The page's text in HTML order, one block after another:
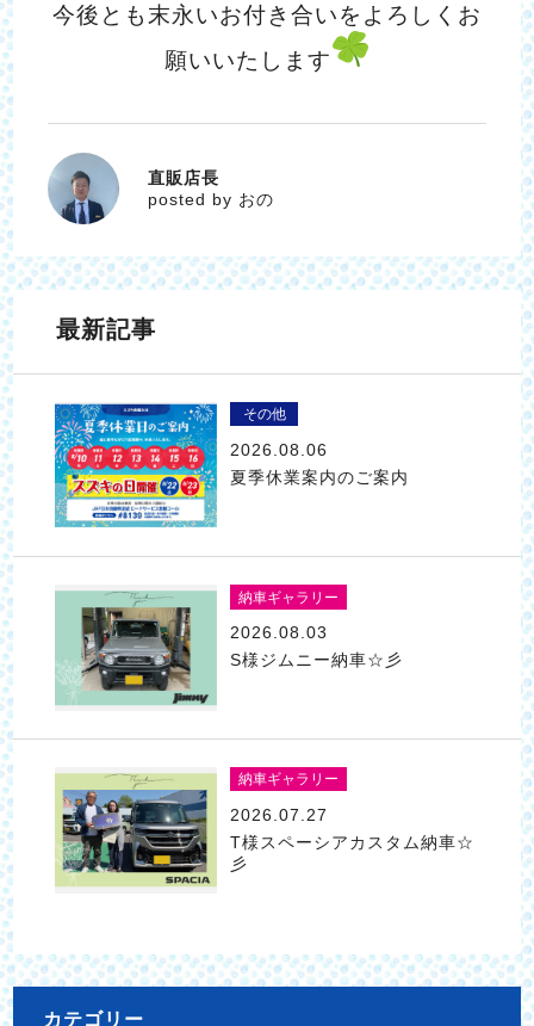
今後とも末永いお付き合いをよろしくお
願いいたします
おの
直販店長
posted by おの
最新記事
その他
2026.08.06
夏季休業案内のご案内
納車ギャラリー
2026.08.03
S様ジムニー納車☆彡
納車ギャラリー
2026.07.27
T様スペーシアカスタム納車☆
彡
カテゴリー